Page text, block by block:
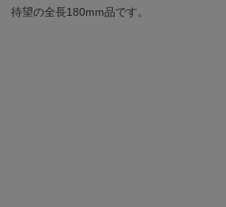
待望の全長180mm品です。